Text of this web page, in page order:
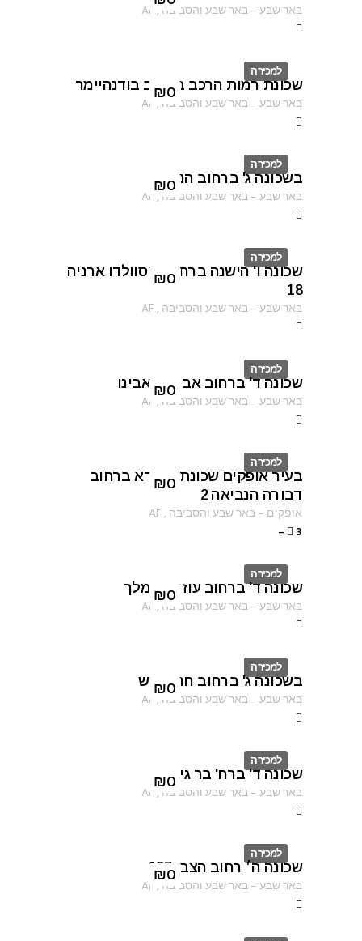
באר שבע–באר שבע והסביבה ,
AF
למכירה
ID
₪0
שכונת רמות הרכב ברחוב בודנהיימר
באר שבע–באר שבע והסביבה ,
AF
למכירה
ID
₪0
בשכונה ג' ברחוב הנוטר
באר שבע–באר שבע והסביבה ,
AF
למכירה
ID
₪0
שכונה ו' הישנה ברחוב אוסוולדו ארניה
18
באר שבע–באר שבע והסביבה ,
AF
למכירה
ID
₪0
שכונה ד' ברחוב אברהם אבינו
באר שבע–באר שבע והסביבה ,
AF
למכירה
ID
₪0
בעיר אופקים שכונת שפירא ברחוב
דבורה הנביאה 2
אופקים –באר שבע והסביבה ,
AF
3
–
למכירה
ID
₪0
שכונה ד' ברחוב עוזיהו המלך
באר שבע–באר שבע והסביבה ,
AF
למכירה
ID
₪0
בשכונה ג' ברחוב חנה סנש
באר שבע–באר שבע והסביבה ,
AF
למכירה
ID
₪0
שכונה ד' ברח' בר גיורא
באר שבע–באר שבע והסביבה ,
AF
למכירה
ID
₪0
שכונה ה׳ רחוב הצבי 137
באר שבע–באר שבע והסביבה ,
AF